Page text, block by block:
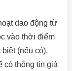
dao động từ
vào thời điểm
(nếu có).
có thông tin giá